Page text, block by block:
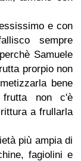
e con
sempre
Samuele
prorpio non
bene
non c'è
a frullarla
più ampia di
fagiolini e